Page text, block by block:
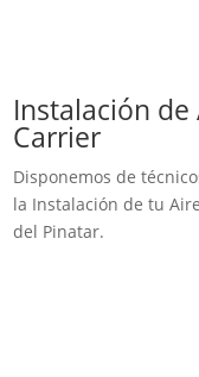
Instalación
Carrier
Disponemos de
la Instalación de tu
del Pinatar.